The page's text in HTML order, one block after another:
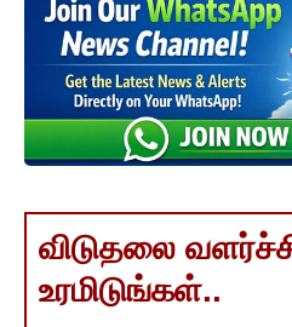
விடுதலை
உரமிடுங்கள்..